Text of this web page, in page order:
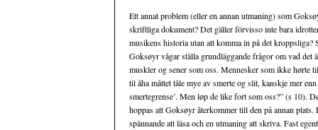
Ett annat problem (eller en annan utmaning) som
skriftliga dokument? Det gäller förvisso inte bara
musikens historia utan att komma in på det
Goksøyr vågar ställa grundläggande frågor om vad det
muskler og sener som oss. Mennesker som ikke hørte
til åha måttet tåle mye av smerte og slit, kanskje mer
smertegrense’. Men løp de like fort som oss?” (s 10).
hoppas att Goksøyr återkommer till den på annan
spännande att läsa och en utmaning att skriva. Fast